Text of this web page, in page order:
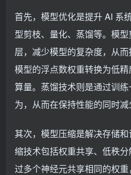
首先，模型优化是提升 AI 系
型剪枝、量化、蒸馏等。模
层，减少模型的复杂度，从
模型的浮点数权重转换为低
算量。蒸馏技术则是通过训
为，从而在保持性能的同时减
其次，模型压缩是解决存储
缩技术包括权重共享、低秩
过多个神经元共享相同的权